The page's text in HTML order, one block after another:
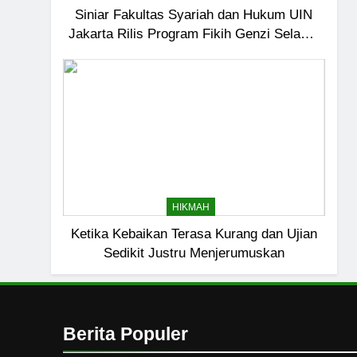
Siniar Fakultas Syariah dan Hukum UIN
Jakarta Rilis Program Fikih Genzi Selama
HIKMAH
Ketika Kebaikan Terasa Kurang dan Ujian
Sedikit Justru Menjerumuskan
Berita Populer
6
Ngopi Bareng;
HIKMAH
1
Seksual di Lingkungan